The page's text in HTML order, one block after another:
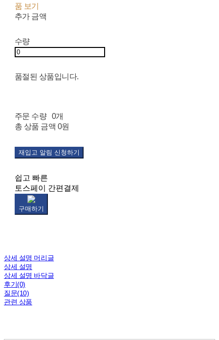
품 보기
추가 금액
수량
품절된 상품입니다.
주문 수량
0개
총 상품 금액 0원
재입고 알림 신청하기
쉽고 빠른
토스페이 간편결제
구매하기
상세 설명 머리글
상세 설명
상세 설명 바닥글
후기(0)
질문(10)
관련 상품